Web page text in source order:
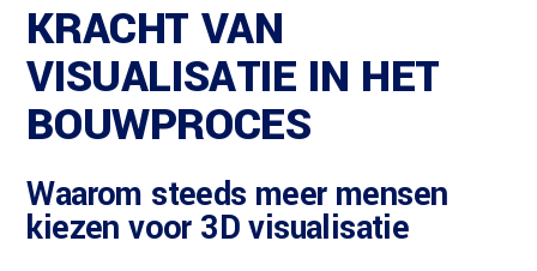
KRACHT VAN
VISUALISATIE IN HET
BOUWPROCES
Waarom steeds meer mensen
kiezen voor 3D visualisatie